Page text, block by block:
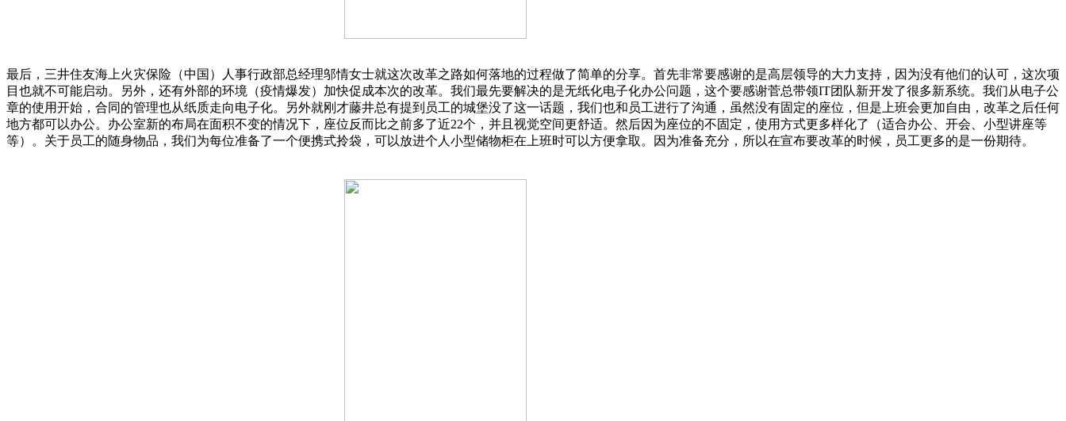
最后，三井住友海上火灾保险（中国）人事行政部总经理邬情女士就这次改革之路如何落地的过程做了简单的分享。首先非常要感谢的是高层领导的大力支持，因为没有他们的认可，这次项
目也就不可能启动。另外，还有外部的环境（疫情爆发）加快促成本次的改革。我们最先要解决的是无纸化电子化办公问题，这个要感谢菅总带领IT团队新开发了很多新系统。我们从电子公
章的使用开始，合同的管理也从纸质走向电子化。另外就刚才藤井总有提到员工的城堡没了这一话题，我们也和员工进行了沟通，虽然没有固定的座位，但是上班会更加自由，改革之后任何
地方都可以办公。办公室新的布局在面积不变的情况下，座位反而比之前多了近22个，并且视觉空间更舒适。然后因为座位的不固定，使用方式更多样化了（适合办公、开会、小型讲座等
等）。关于员工的随身物品，我们为每位准备了一个便携式拎袋，可以放进个人小型储物柜在上班时可以方便拿取。因为准备充分，所以在宣布要改革的时候，员工更多的是一份期待。